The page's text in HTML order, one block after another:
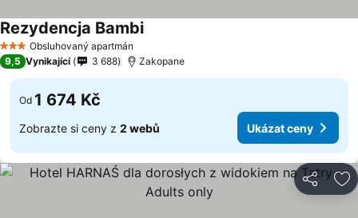
3 Počet hvězdiček
Obsluhovaný apartmán
Rezydencja Bambi
9,5 Vynikající 3 688 Zakopane
Od 1 674 Kč
Zobrazte si ceny z 2 webů Ukázat ceny
Sdílet